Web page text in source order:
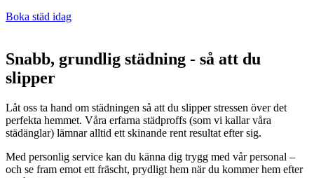
Boka städ idag
Snabb, grundlig städning - så att du
slipper
Låt oss ta hand om städningen så att du slipper stressen över det
perfekta hemmet. Våra erfarna städproffs (som vi kallar våra
städänglar) lämnar alltid ett skinande rent resultat efter sig.
Med personlig service kan du känna dig trygg med vår personal –
och se fram emot ett fräscht, prydligt hem när du kommer hem efter